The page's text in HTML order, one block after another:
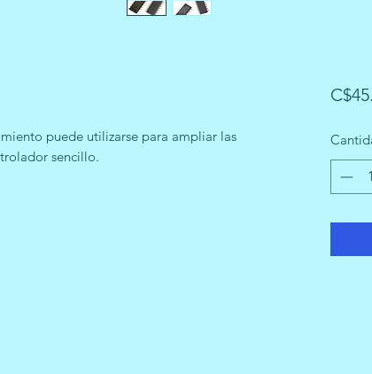
puede utilizarse para ampliar las
sencillo.